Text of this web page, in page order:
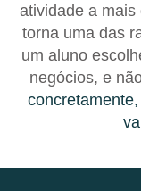
atividade a
torna uma das
um aluno
negócios, e